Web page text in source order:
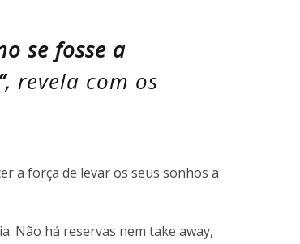
se fosse a
, revela com os
a força de levar os seus sonhos a
Não há reservas nem take away,